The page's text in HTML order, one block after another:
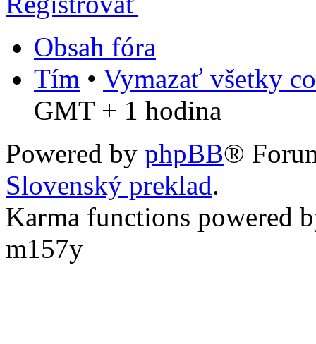
Obsah fóra
Tím • Vymazať všetky
GMT + 1 hodina
Powered by phpBB®
Slovenský preklad.
Karma functions powered
m157y